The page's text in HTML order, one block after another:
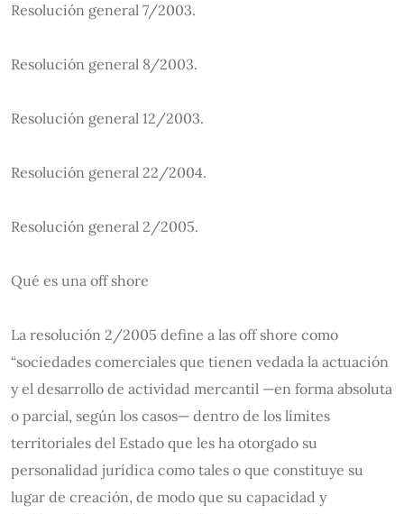
Resolución general 7/2003.
Resolución general 8/2003.
Resolución general 12/2003.
Resolución general 22/2004.
Resolución general 2/2005.
Qué es una off shore
La resolución 2/2005 define a las off shore como
“sociedades comerciales que tienen vedada la actuación
y el desarrollo de actividad mercantil —en forma absoluta
o parcial, según los casos— dentro de los límites
territoriales del Estado que les ha otorgado su
personalidad jurídica como tales o que constituye su
lugar de creación, de modo que su capacidad y